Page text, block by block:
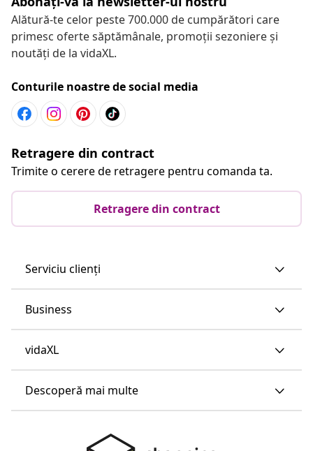
Alătură-te celor peste 700.000 de cumpărători care
primesc oferte săptămânale, promoții sezoniere și
noutăți de la vidaXL.
Conturile noastre de social media
Retragere din contract
Trimite o cerere de retragere pentru comanda ta.
Retragere din contract
Serviciu clienți
Business
vidaXL
Descoperă mai multe